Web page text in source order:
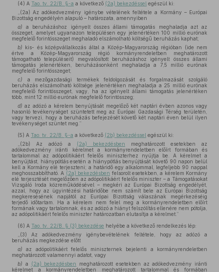
(4) A Tao. tv. 22/B. §-a a következő (2a) bekezdéssel egészül ki:
„(2a) Az adókedvezmény igénybe vételének feltétele a Kormány – Európai
Bizottság engedélyén alapuló – határozata, amennyiben
a) a beruházáshoz igényelt összes állami támogatás meghaladja azt az
összeget, amelyet ugyanazon településen egy jelenértéken 100 millió eurónak
megfelelő forintösszeget meghaladó elszámolható költségű beruházás kaphat;
b) kis- és középvállalkozás által a Közép-Magyarország régióban (ide nem
értve a Közép-Magyarország régió kormányrendeletben meghatározott
támogatható településeit) megvalósított beruházáshoz igényelt összes állami
támogatás jelenértéken, beruházásonként meghaladja a 7,5 millió eurónak
megfelelő forintösszeget;
c) a mezőgazdasági termékek feldolgozását és forgalmazását szolgáló
beruházás elszámolható költsége jelenértéken meghaladja a 25 millió eurónak
megfelelő forintösszeget, vagy, ha az igényelt állami támogatás jelenértéken
több, mint 12 millió eurónak megfelelő forintösszeg;
d) az adózó a kérelem benyújtását megelőző két naptári évben azonos vagy
hasonló tevékenységet szüntetett meg az Európai Gazdasági Térség területén,
vagy tervezi, hogy a beruházás befejezését követő két naptári éven belül ilyen
tevékenységet szüntet meg.”
(5) A Tao. tv. 22/B. §-a a következő (2b) bekezdéssel egészül ki:
„(2b) Az adózó a (2a) bekezdésben meghatározott esetekben az
adókedvezmény iránti kérelmet a kormányrendeletben előírt formában és
tartalommal az adópolitikáért felelős miniszterhez nyújtja be. A kérelmet a
benyújtást, hiánypótlás esetén a hiánypótlás benyújtását követő 90 napon belül
kell a Kormány elé terjeszteni; a határidő egy alkalommal, legfeljebb 90 nappal
meghosszabbítható. A (2a) bekezdésben felsorolt esetekben, a kérelem Kormány
elé terjesztését megelőzően az adópolitikáért felelős miniszter – a Támogatásokat
Vizsgáló Iroda közreműködésével – megkéri az Európai Bizottság engedélyét,
azzal, hogy az ügyintézési határidőbe nem számít bele az Európai Bizottság
megkeresésének napjától az Európai Bizottság válaszának megérkezéséig
terjedő időtartam. Ha a kérelem nem felel meg a kormányrendeletben előírt
formának vagy tartalomnak, és az adózó a hiányt felszólítás ellenére nem pótolja,
az adópolitikáért felelős miniszter határozatban elutasítja a kérelmet.”
(6) A Tao. tv. 22/B. § (3) bekezdése helyébe a következő rendelkezés lép:
„(3) Az adókedvezmény igénybevételének feltétele, hogy az adózó a
beruházás megkezdése előtt
a) az adópolitikáért felelős miniszternek bejelenti a kormányrendeletben
meghatározott valamennyi adatot, vagy
b) a (2a) bekezdésben
meghatározott esetekben az adókedvezmény iránti
kérelmet a kormányrendeletben meghatározott tartalommal és formában